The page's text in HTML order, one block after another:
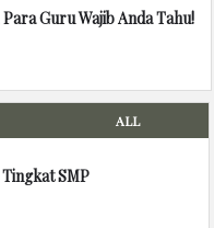
Guru Wajib Anda Tahu!
ALL
SMP